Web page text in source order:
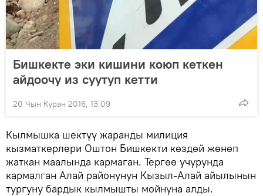
Бишкекте эки кишини коюп кеткен
айдоочу из суутуп кетти
20 Чын Куран 2016, 13:09
Кылмышка шектүү жаранды милиция
кызматкерлери Оштон Бишкекти көздөй жөнөп
жаткан маалында кармаган. Тергөө учурунда
кармалган Алай районунун Кызыл-Алай айылынын
тургуну бардык кылмышты мойнуна алды.